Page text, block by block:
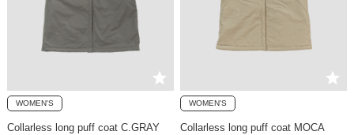
WOMEN'S
Collarless long puff coat C.GRAY
WOMEN'S
Collarless long puff coat MOCA